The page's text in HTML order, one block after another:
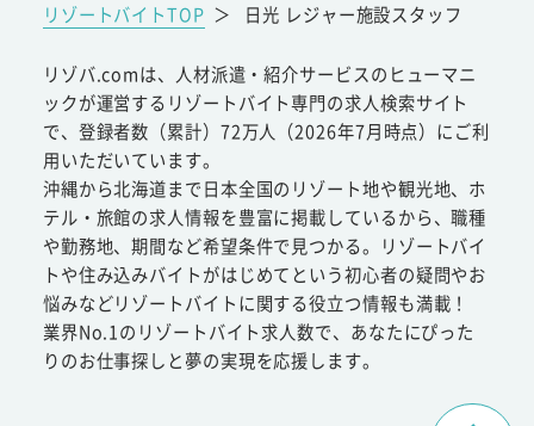
リゾートバイトTOP ＞ 日光 レジャー施設スタッフ
リゾバ.comは、人材派遣・紹介サービスのヒューマニ
ックが運営するリゾートバイト専門の求人検索サイト
で、登録者数（累計）72万人（2026年7月時点）にご利
用いただいています。
沖縄から北海道まで日本全国のリゾート地や観光地、ホ
テル・旅館の求人情報を豊富に掲載しているから、職種
や勤務地、期間など希望条件で見つかる。リゾートバイ
トや住み込みバイトがはじめてという初心者の疑問やお
悩みなどリゾートバイトに関する役立つ情報も満載！
業界No.1のリゾートバイト求人数で、あなたにぴった
りのお仕事探しと夢の実現を応援します。